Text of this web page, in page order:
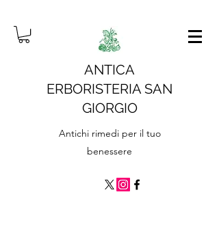
ANTICA
ERBORISTERIA SAN
GIORGIO
Antichi rimedi per il tuo
benessere